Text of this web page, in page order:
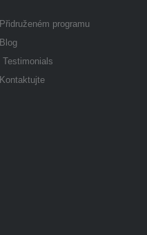
Přidruženém programu
Blog
Testimonials
Kontaktujte